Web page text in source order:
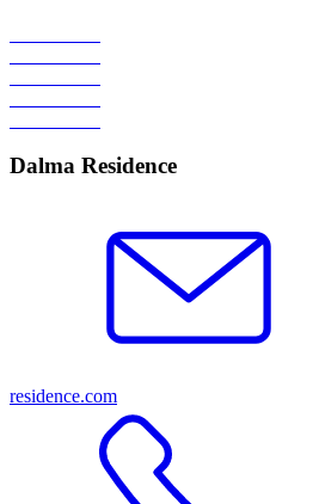
Dalma Residence
residence.com